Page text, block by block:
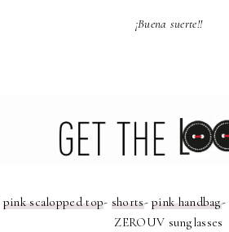
¡Buena suerte!!
pink scalopped top- shorts-pink handbag-
ZEROUV sunglasses